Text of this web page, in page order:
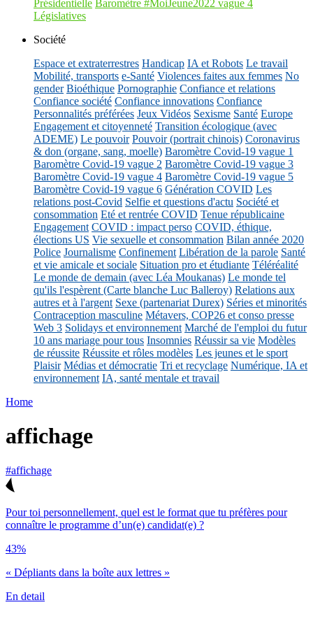
Présidentielle Baromètre #MoiJeune2022 vague 4
Législatives
Société
Espace et extraterrestres Handicap IA et Robots Le travail
Mobilité, transports e-Santé Violences faites aux femmes No
gender Bioéthique Pornographie Confiance et relations
Confiance société Confiance innovations Confiance
Personnalités préférées Jeux Vidéos Sexisme Santé Europe
Engagement et citoyenneté Transition écologique (avec
ADEME) Le pouvoir Pouvoir (portrait chinois) Coronavirus
& don (organe, sang, moelle) Baromètre Covid-19 vague 1
Baromètre Covid-19 vague 2 Baromètre Covid-19 vague 3
Baromètre Covid-19 vague 4 Baromètre Covid-19 vague 5
Baromètre Covid-19 vague 6 Génération COVID Les
relations post-Covid Selfie et questions d'actu Société et
consommation Eté et rentrée COVID Tenue républicaine
Engagement COVID : impact perso COVID, éthique,
élections US Vie sexuelle et consommation Bilan année 2020
Police Journalisme Confinement Libération de la parole Santé
et vie amicale et sociale Situation pro et étudiante Téléréalité
Le monde de demain (avec Léa Moukanas) Le monde tel
qu'ils l'espèrent (Carte blanche Luc Balleroy) Relations aux
autres et à l'argent Sexe (partenariat Durex) Séries et minorités
Contraception masculine Métavers, COP26 et conso presse
Web 3 Solidays et environnement Marché de l'emploi du futur
10 ans mariage pour tous Insomnies Réussir sa vie Modèles
de réussite Réussite et rôles modèles Les jeunes et le sport
Plaisir Médias et démocratie Tri et recyclage Numérique, IA et
environnement IA, santé mentale et travail
Home
affichage
#affichage
Pour toi personnellement, quel est le format que tu préfères pour
connaître le programme d’un(e) candidat(e) ?
43%
« Dépliants dans la boîte aux lettres »
En detail